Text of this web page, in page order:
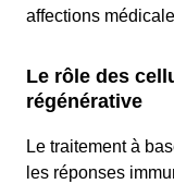
affections
Le rôle des
régénérative
Le traitement à
les réponses